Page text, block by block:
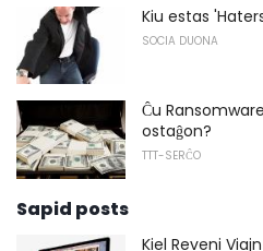
Kiu estas
SOCIA DUONA
Ĉu
ostaĝon?
TTT-SERĈO
Sapid posts
Kiel Reveni